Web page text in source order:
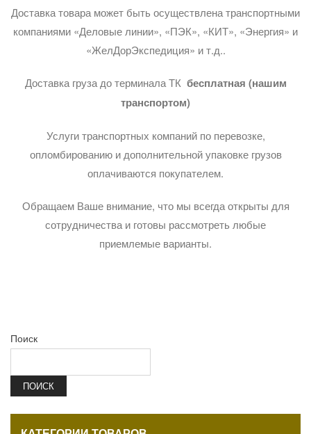
Доставка товара может быть осуществлена транспортными
компаниями «Деловые линии», «ПЭК», «КИТ», «Энергия» и
«ЖелДорЭкспедиция» и т.д..
Доставка груза до терминала ТК бесплатная (нашим
транспортом)
Услуги транспортных компаний по перевозке,
опломбированию и дополнительной упаковке грузов
оплачиваются покупателем.
Обращаем Ваше внимание, что мы всегда открыты для
сотрудничества и готовы рассмотреть любые
приемлемые варианты.
Поиск
ПОИСК